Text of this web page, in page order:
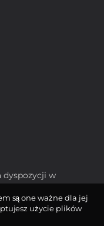
dyspozycji w
są one ważne dla jej
użycie plików